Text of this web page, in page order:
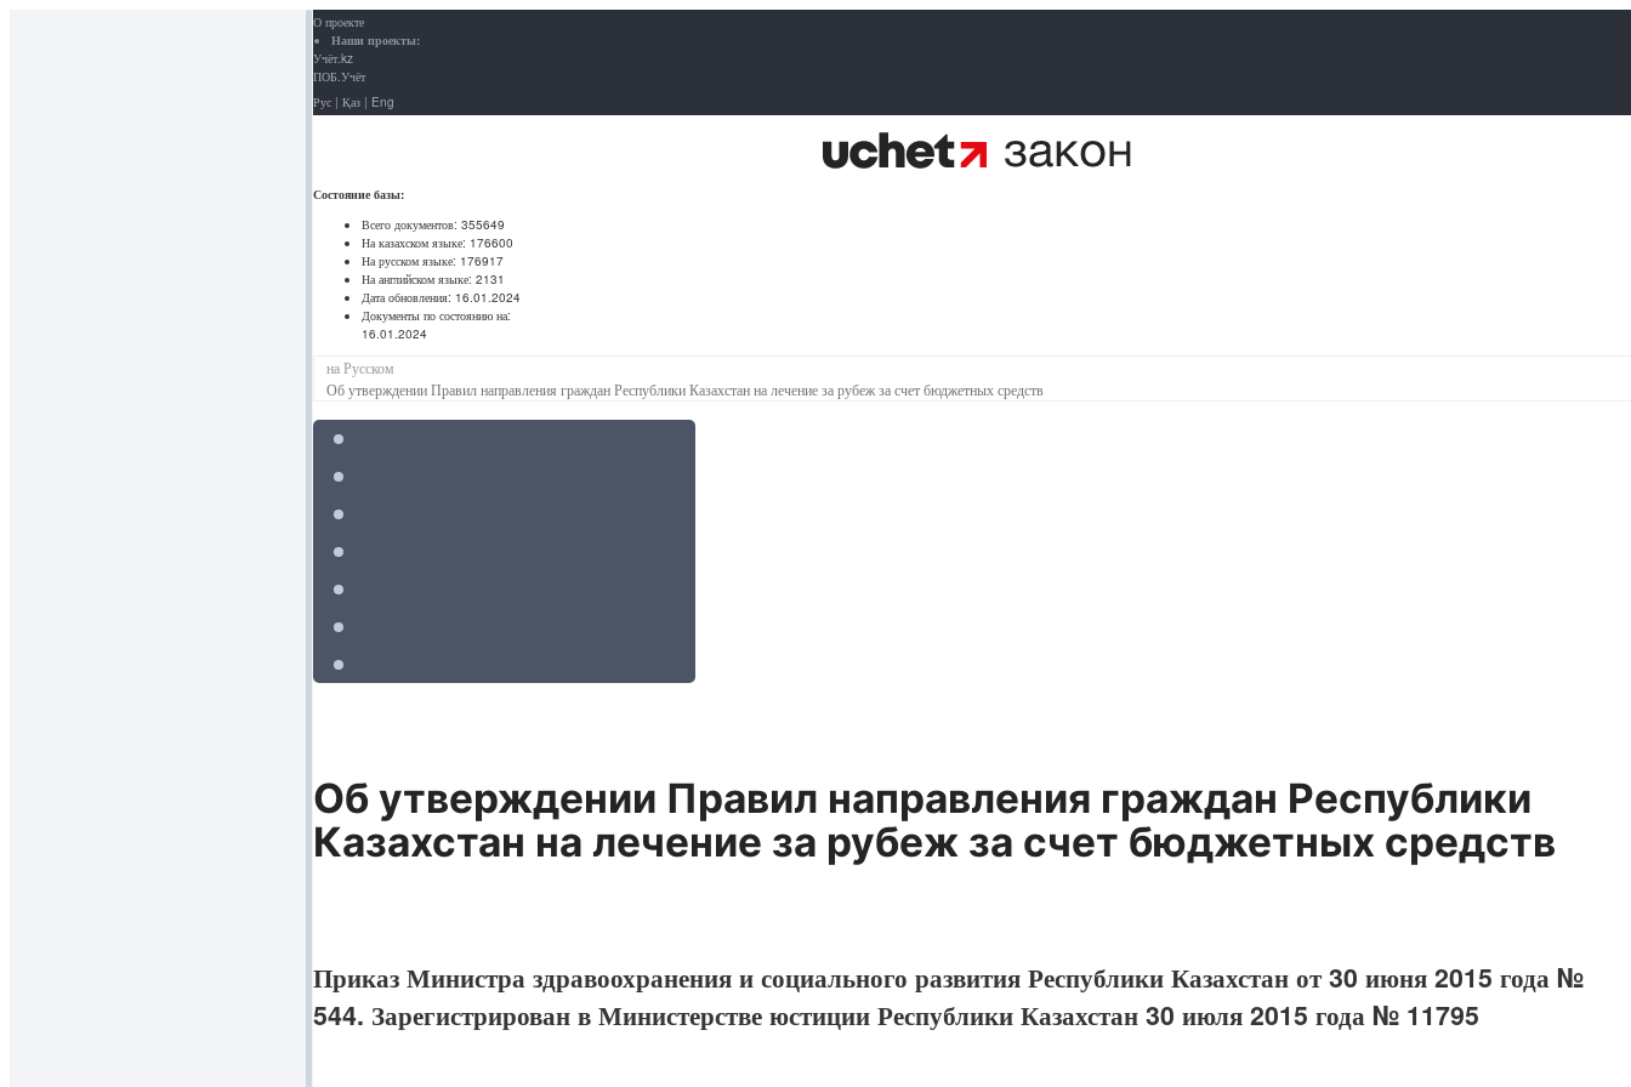
О проекте
Наши проекты:
Учёт.kz
ПОБ.Учёт
Рус | Қаз | Eng
Состояние базы:
Всего документов: 355649
На казахском языке: 176600
На русском языке: 176917
На английском языке: 2131
Дата обновления: 16.01.2024
Документы по состоянию на:
16.01.2024
на Русском
Об утверждении Правил направления граждан Республики Казахстан на лечение за рубеж за счет бюджетных средств
Об утверждении Правил направления граждан Республики
Казахстан на лечение за рубеж за счет бюджетных средств
Приказ Министра здравоохранения и социального развития Республики Казахстан от 30 июня 2015 года №
544. Зарегистрирован в Министерстве юстиции Республики Казахстан 30 июля 2015 года № 11795